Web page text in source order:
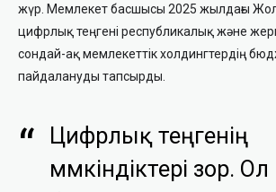
жүр. Мемлекет басшысы 2025 жылдағы
цифрлық теңгені республикалық және
сондай-ақ мемлекеттік холдингтердің
пайдалануды тапсырды.
Цифрлық теңгенің
мүмкіндіктері зор. Ол